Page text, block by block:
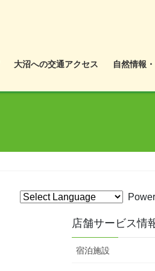
大沼への交通アクセス 自然情報
店舗サービス情
宿泊施設